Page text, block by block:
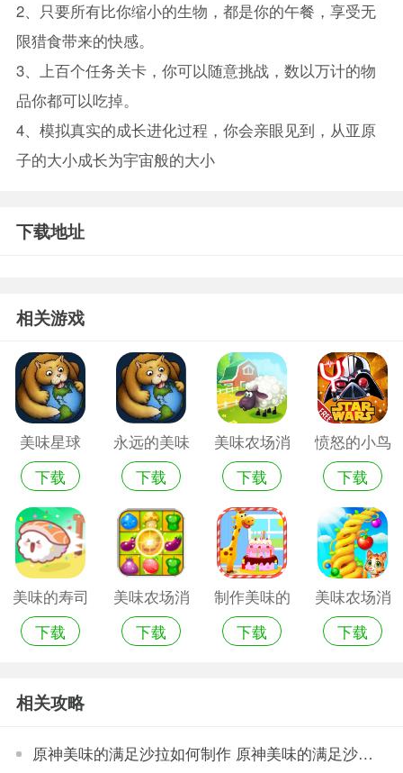
2、只要所有比你缩小的生物，都是你的午餐，享受无
限猎食带来的快感。
3、上百个任务关卡，你可以随意挑战，数以万计的物
品你都可以吃掉。
4、模拟真实的成长进化过程，你会亲眼见到，从亚原
子的大小成长为宇宙般的大小
下载地址
相关游戏
美味星球
下载
永远的美味
星球游戏破
解版
下载
美味农场消
消乐正版
下载
愤怒的小鸟
星球大战2
下载
美味的寿司
手游版
下载
美味农场消
消乐免费版
下载
制作美味的
生日蛋糕手
下载
美味农场消
消乐
下载
相关攻略
原神美味的满足沙拉如何制作 原神美味的满足沙拉制作配方